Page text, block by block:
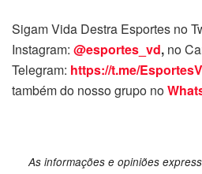
Sigam Vida Destra Esportes no
Instagram: @esportes_vd, no
Telegram: https://t.me/
também do nosso grupo no
As informações e opiniões